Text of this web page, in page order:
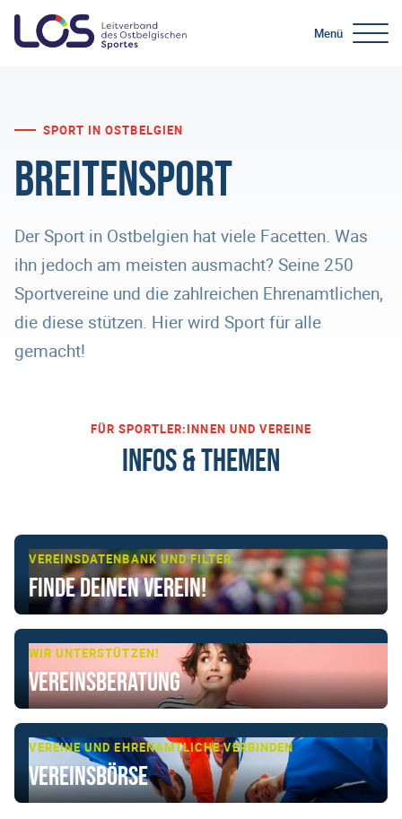
Menü
SPORT IN OSTBELGIEN
Breitensport
Der Sport in Ostbelgien hat viele Facetten. Was
ihn jedoch am meisten ausmacht? Seine 250
Sportvereine und die zahlreichen Ehrenamtlichen,
die diese stützen. Hier wird Sport für alle
gemacht!
FÜR SPORTLER:INNEN UND VEREINE
INFOS & THEMEN
VEREINSDATENBANK UND FILTER
Finde deinen Verein!
WIR UNTERSTÜTZEN!
Vereinsberatung
VEREINE UND EHRENAMTLICHE VERBINDEN
Vereinsbörse